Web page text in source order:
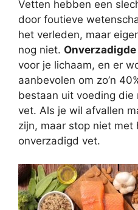
Vetten hebben een
door foutieve
het verleden, maar
nog niet.
voor je lichaam, en er
aanbevolen om zo’n
bestaan uit voeding die
vet. Als je wil afvallen
zijn, maar stop niet met
onverzadigd vet.